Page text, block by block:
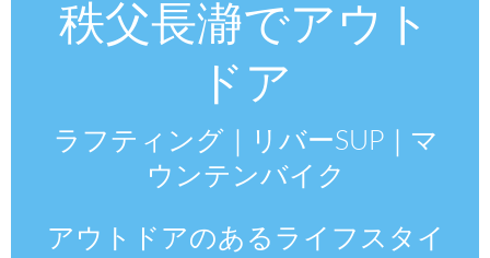
秩父長瀞でアウト
ドア
ラフティング｜リバーSUP｜マ
ウンテンバイク
アウトドアのあるライフスタイ